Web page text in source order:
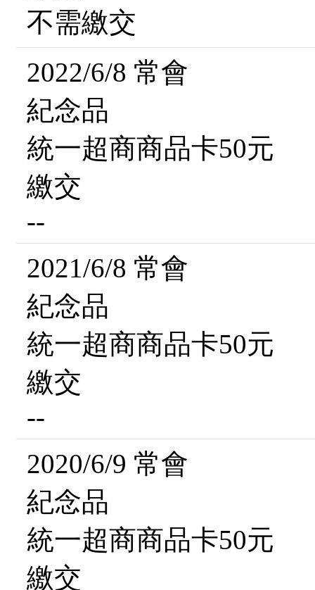
不需繳交
2022/6/8 常會
紀念品
統一超商商品卡50元
繳交
--
2021/6/8 常會
紀念品
統一超商商品卡50元
繳交
--
2020/6/9 常會
紀念品
統一超商商品卡50元
繳交